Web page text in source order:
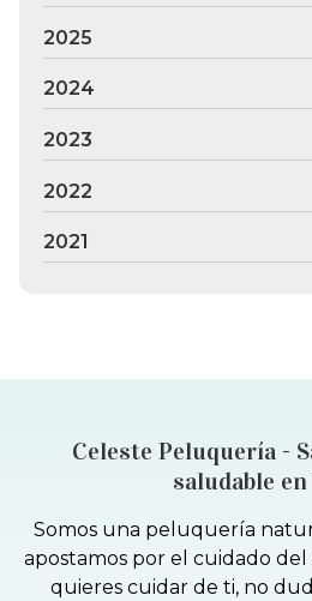
2025
2024
2023
2022
2021
Celeste Peluquería -
saludable
Somos una peluquería
apostamos por el cuidado del
quieres cuidar de ti, no